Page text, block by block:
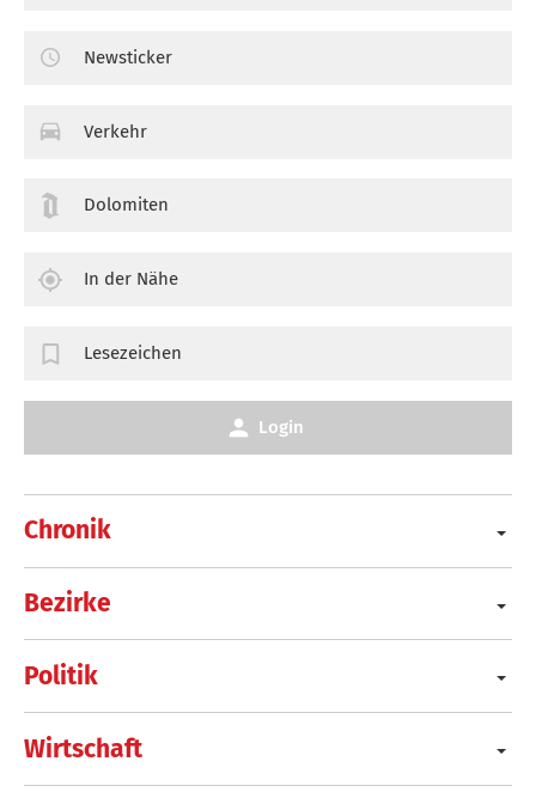
Chronik
Bezirke
Politik
Wirtschaft
Newsticker
Verkehr
Dolomiten
In der Nähe
Lesezeichen
Login